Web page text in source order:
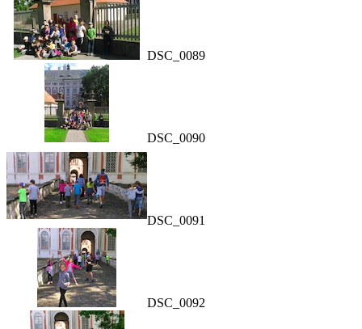
DSC_0089
DSC_0090
DSC_0091
DSC_0092